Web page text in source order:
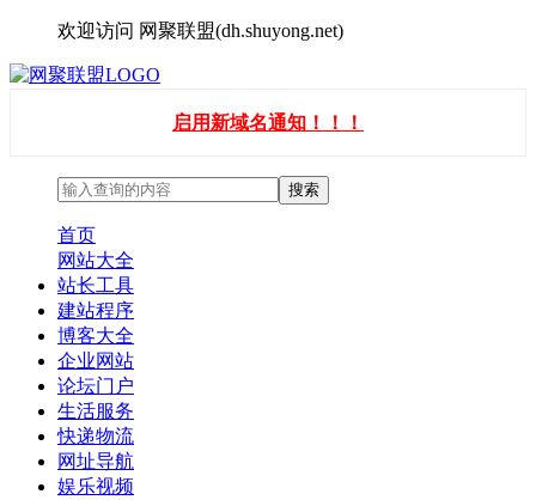
欢迎访问 网聚联盟(dh.shuyong.net)
启用新域名通知！！！
首页
网站大全
站长工具
建站程序
博客大全
企业网站
论坛门户
生活服务
快递物流
网址导航
娱乐视频